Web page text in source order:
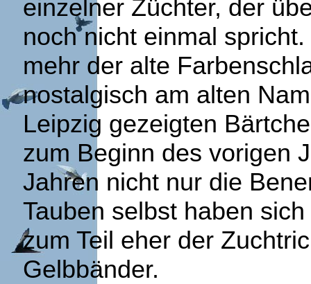
einzelner Züchter, der
noch nicht einmal
mehr der alte
nostalgisch am alten
Leipzig gezeigten
zum Beginn des vorigen
Jahren nicht nur die
Tauben selbst haben
zum Teil eher der
Gelbbänder.